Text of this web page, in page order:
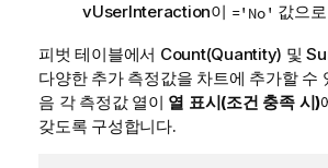
vUserInteraction이 ='No' 값으
피벗 테이블에서 Count(Quantity) 및
다양한 추가 측정값을 차트에 추가할 수
음 각 측정값 열이 열 표시(조건 충족 시)
갖도록 구성합니다.